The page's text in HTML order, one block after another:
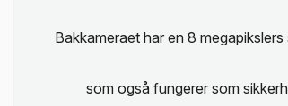
Bakkameraet har en 8
som også fungerer som